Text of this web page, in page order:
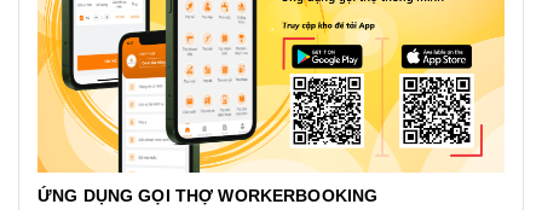
ỨNG DỤNG GỌI THỢ WORKERBOOKING